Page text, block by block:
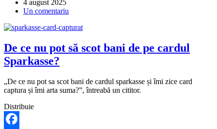
produs
nelivrat,
să
banii?
4 august 2025
Un comentariu
De ce nu pot să scot bani de pe cardul
Sparkasse?
„De ce nu pot sa scot bani de cardul sparkasse și îmi zice card
captura și îmi arta suma?”, întreabă un cititor.
Distribuie